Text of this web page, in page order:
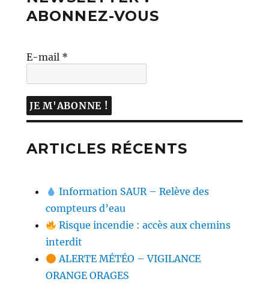
ABONNEZ-VOUS
E-mail *
ARTICLES RÉCENTS
Information SAUR – Relève des
compteurs d’eau
Risque incendie : accès aux chemins
interdit
ALERTE MÉTÉO – VIGILANCE
ORANGE ORAGES